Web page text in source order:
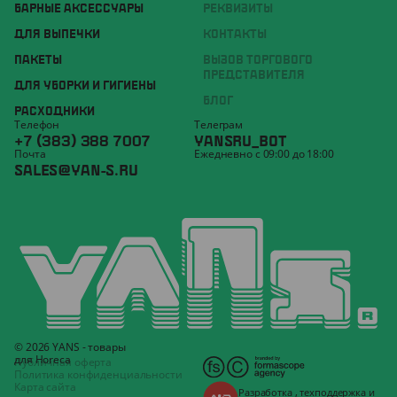
БАРНЫЕ АКСЕССУАРЫ
ДЛЯ ВЫПЕЧКИ
ПАКЕТЫ
ДЛЯ УБОРКИ И ГИГИЕНЫ
РАСХОДНИКИ
РЕКВИЗИТЫ
КОНТАКТЫ
ВЫЗОВ ТОРГОВОГО
ПРЕДСТАВИТЕЛЯ
БЛОГ
Телефон
+7 (383) 388 7007
Телеграм
YANSRU_BOT
Почта
SALES@YAN-S.RU
Ежедневно с 09:00 до 18:00
© 2026 YANS - товары
для Horeca
Публичная оферта
Политика конфиденциальности
Карта сайта
Разработка,техподдержка и